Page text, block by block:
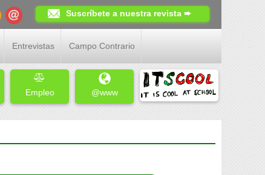
Suscríbete a nuestra revista ➨
Entrevistas Campo Contrario
Empleo @www